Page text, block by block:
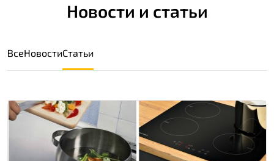
Новости и статьи
ВсеНовостиСтатьи